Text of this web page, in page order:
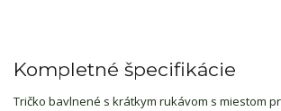
Kompletné špecifikácie
Tričko bavlnené s krátkym rukávom s miestom